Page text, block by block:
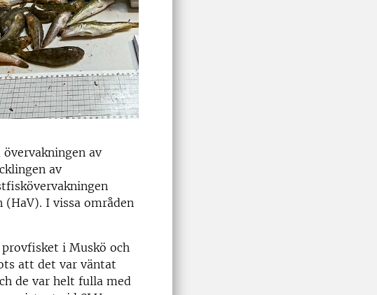
av
av
I vissa områden
i Muskö och
att det var väntat
de var helt fulla med